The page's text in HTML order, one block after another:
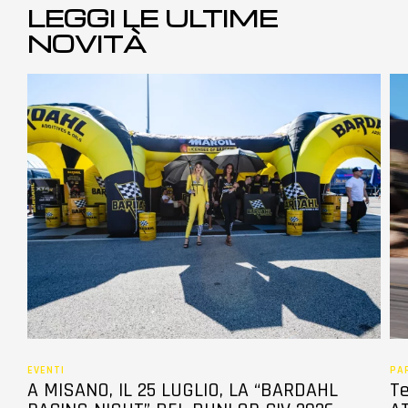
LEGGI LE ULTIME
NOVITÀ
EVENTI
A MISANO, IL 25 LUGLIO, LA “BARDAHL